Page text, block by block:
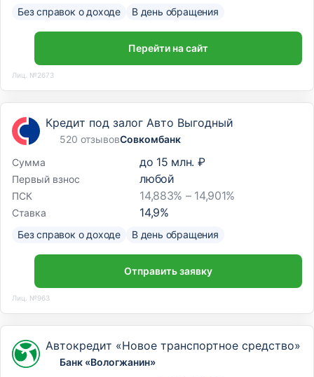
Без справок о доходе В день обращения
Перейти на сайт
Лиц. №2673
Кредит под залог Авто Выгодный
520 отзывовСовкомбанк
Сумма
до 15 млн. ₽
Первый взнос любой
ПСК 14,883% – 14,901%
Ставка 14,9%
Без справок о доходе В день обращения
Отправить заявку
Лиц. №963
Автокредит «Новое транспортное средство»
Банк «Вологжанин»